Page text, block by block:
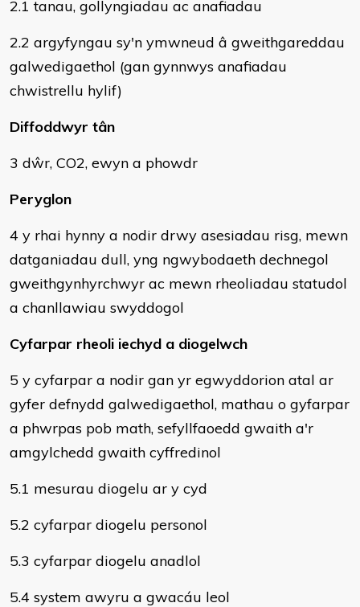
2.1 tanau, gollyngiadau ac anafiadau
2.2 argyfyngau sy'n ymwneud â gweithgareddau
galwedigaethol (gan gynnwys anafiadau
chwistrellu hylif)
Diffoddwyr tân
3 dŵr, CO2, ewyn a phowdr
Peryglon
4 y rhai hynny a nodir drwy asesiadau risg, mewn
datganiadau dull, yng ngwybodaeth dechnegol
gweithgynhyrchwyr ac mewn rheoliadau statudol
a chanllawiau swyddogol
Cyfarpar rheoli iechyd a diogelwch
5 y cyfarpar a nodir gan yr egwyddorion atal ar
gyfer defnydd galwedigaethol, mathau o gyfarpar
a phwrpas pob math, sefyllfaoedd gwaith a'r
amgylchedd gwaith cyffredinol
5.1 mesurau diogelu ar y cyd
5.2 cyfarpar diogelu personol
5.3 cyfarpar diogelu anadlol
5.4 system awyru a gwacáu leol